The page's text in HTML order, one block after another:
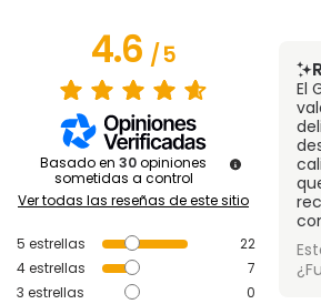
4.6/5
Basado en 30opiniones
sometidas a control
Ver todas las reseñas de este sitio
5 estrellas
22
4estrellas
7
3 estrellas
0
El